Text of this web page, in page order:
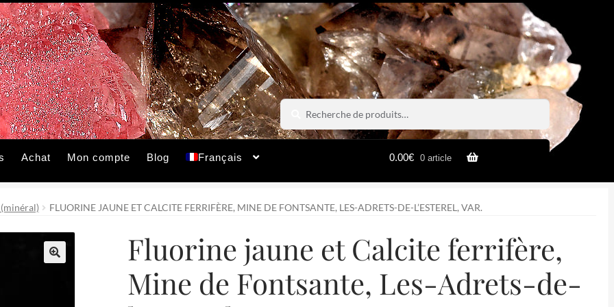
Recherche
pour :
Recherche
Achat Mon compte Blog Français 0.00€ 0 article
FLUORINE JAUNE ET CALCITE FERRIFÈRE, MINE DE FONTSANTE, LES-ADRETS-DE-L’ESTEREL, VAR.
Fluorine jaune et Calcite ferrifère,
Mine de Fontsante, Les-Adrets-de-